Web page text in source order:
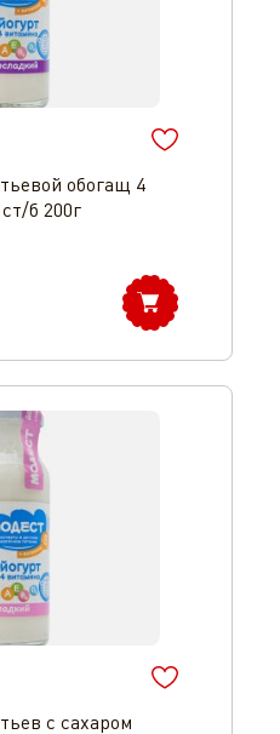
обогащ 4
б 200г
с сахаром